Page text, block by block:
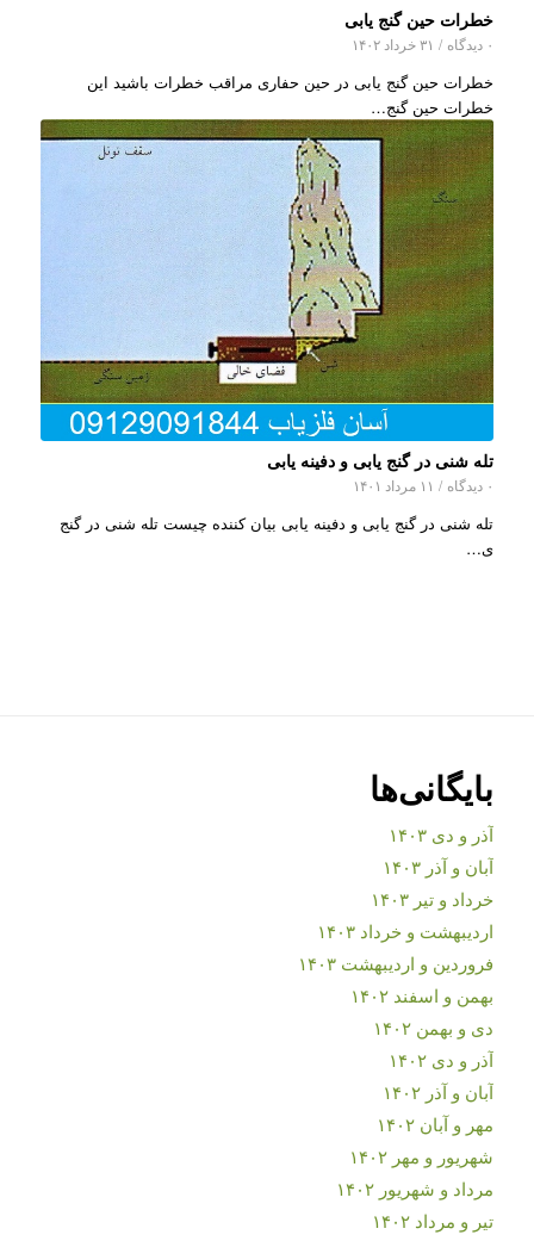
خطرات حین گنج یابی
۰ دیدگاه / ۳۱ خرداد ۱۴۰۲
خطرات حین گنج یابی در حین حفاری مراقب خطرات باشید این
خطرات حین گنج…
تله شنی در گنج یابی و دفینه یابی
۰ دیدگاه / ۱۱ مرداد ۱۴۰۱
تله شنی در گنج یابی و دفینه یابی بیان کننده چیست تله شنی در گنج
ی…
بایگانی‌ها
آذر و دی ۱۴۰۳
آبان و آذر ۱۴۰۳
خرداد و تیر ۱۴۰۳
اردیبهشت و خرداد ۱۴۰۳
فروردین و اردیبهشت ۱۴۰۳
بهمن و اسفند ۱۴۰۲
دی و بهمن ۱۴۰۲
آذر و دی ۱۴۰۲
آبان و آذر ۱۴۰۲
مهر و آبان ۱۴۰۲
شهریور و مهر ۱۴۰۲
مرداد و شهریور ۱۴۰۲
تیر و مرداد ۱۴۰۲